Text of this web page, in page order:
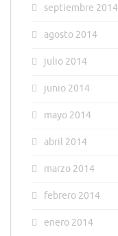
septiembre 2014
agosto 2014
julio 2014
junio 2014
mayo 2014
abril 2014
marzo 2014
febrero 2014
enero 2014